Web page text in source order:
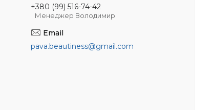
+380 (99) 516-74-42
Менеджер Володимир
pava.beautiness@gmail.com